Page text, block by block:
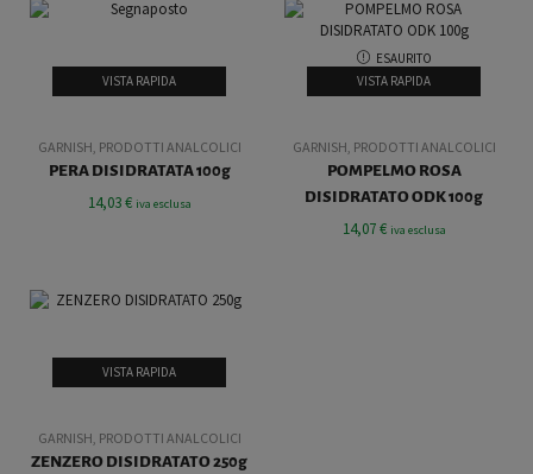
VISTA RAPIDA
GARNISH PRODOTTI ANALCOLICI
PERA DISIDRATATA 100g
14,03€ iva esclusa
ESAURITO
VISTA RAPIDA
GARNISH PRODOTTI ANALCOLICI
POMPELMO ROSA
DISIDRATATO ODK 100g
14,07€ iva esclusa
VISTA RAPIDA
GARNISH PRODOTTI ANALCOLICI
ZENZERO DISIDRATATO 250g